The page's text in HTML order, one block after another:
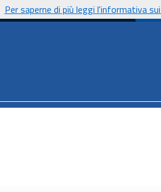
Per saperne di più leggi l'informativa